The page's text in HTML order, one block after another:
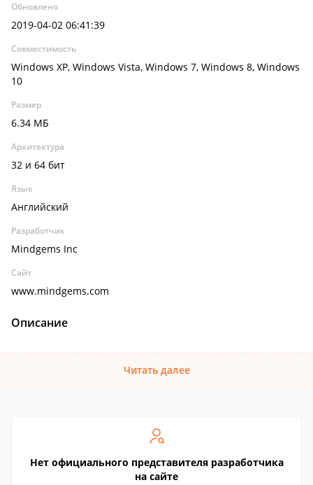
Обновлено
2019-04-02 06:41:39
Совместимость
Windows XP, Windows Vista, Windows 7, Windows 8, Windows
10
Размер
6.34 МБ
Архитектура
32 и 64 бит
Язык
Английский
Разработчик
Mindgems Inc
Сайт
www.mindgems.com
Описание
Читать далее
Нет официального представителя разработчика
на сайте